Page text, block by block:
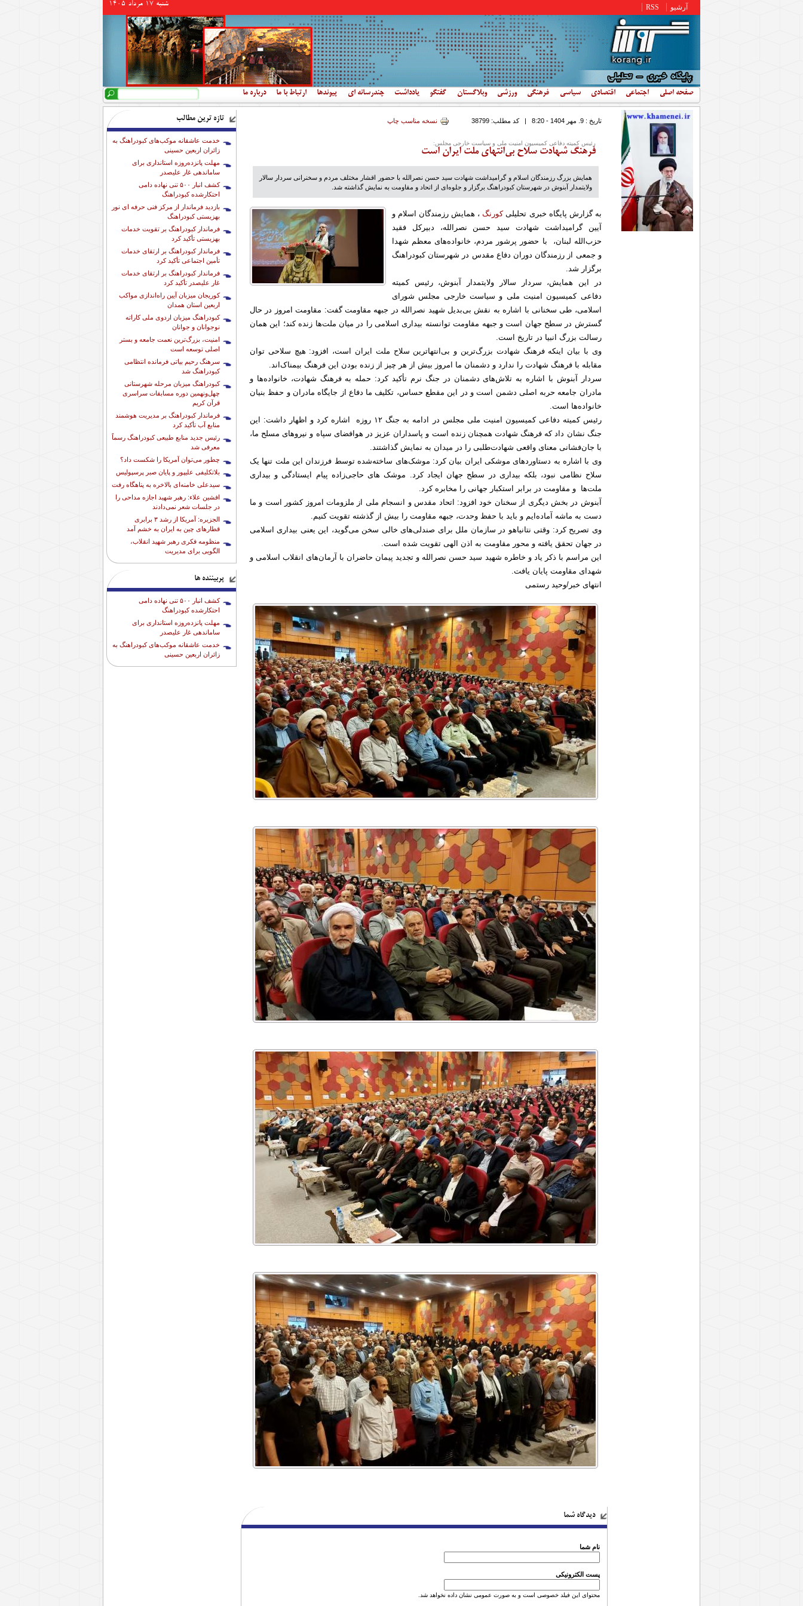
شنبه 17 مرداد 1405 آرشیو RSS
صفحه اصلی اجتماعی اقتصادی سیاسی فرهنگی ورزشی وبلاگستان گفتگو یادداشت چندرسانه ای پیوندها ارتباط با ما درباره ما فرم جستجو
جستجو
تازه ترین مطالب
خدمت عاشقانه موکب‌های کبودراهنگ به
زائران اربعین حسینی
مهلت پانزده‌روزه استانداری برای
ساماندهی غار علیصدر
کشف انبار ۵۰۰ تنی نهاده دامی
احتکارشده کبودراهنگ
بازدید فرماندار از مرکز فنی حرفه ای نور
بهزیستی کبودراهنگ
فرماندار کبودراهنگ بر تقویت خدمات
بهزیستی تأکید کرد
فرماندار کبودراهنگ بر ارتقای خدمات
تأمین اجتماعی تأکید کرد
فرماندار کبودراهنگ بر ارتقای خدمات
غار علیصدر تأکید کرد
کوریجان میزبان آیین راه‌اندازی مواکب
اربعین استان همدان
کبودراهنگ میزبان اردوی ملی کاراته
نوجوانان و جوانان
امنیت، بزرگ‌ترین نعمت جامعه و بستر
اصلی توسعه است
سرهنگ رحیم بیاتی فرمانده انتظامی
کبودراهنگ شد
کبودراهنگ میزبان مرحله شهرستانی
چهل‌ونهمین دوره مسابقات سراسری
قرآن کریم
فرماندار کبودراهنگ بر مدیریت هوشمند
منابع آب تأکید کرد
رئیس جدید منابع طبیعی کبودراهنگ رسماً
معرفی شد
چطور می‌توان آمریکا را شکست داد؟
بلاتکلیفی علیپور و پایان صبر پرسپولیس
سیدعلی خامنه‌ای بالاخره به پناهگاه رفت
افشین علاء: رهبر شهید اجازه مداحی را
در جلسات شعر نمی‌دادند
الجزیره: آمریکا از رشد ۳ برابری
قطارهای چین به ایران به خشم آمد
منظومه فکری رهبر شهید انقلاب،
الگویی برای مدیریت
پربیننده ها
کشف انبار ۵۰۰ تنی نهاده دامی
احتکارشده کبودراهنگ
مهلت پانزده‌روزه استانداری برای
ساماندهی غار علیصدر
خدمت عاشقانه موکب‌های کبودراهنگ به
زائران اربعین حسینی
تاریخ : 9. مهر 1404 - 8:20 |کد مطلب:38799 نسخه مناسب چاپ
رئیس کمیته دفاعی کمیسیون امنیت ملی و سیاست خارجی مجلس:
فرهنگ شهادت سلاح بی‌انتهای ملت ایران است
همایش بزرگ رزمندگان اسلام و گرامیداشت شهادت سید حسن نصرالله با حضور اقشار مختلف مردم و سخنرانی سردار سالار
ولایتمدار آبنوش در شهرستان کبودراهنگ برگزار و جلوه‌ای از اتحاد و مقاومت به نمایش گذاشته شد.
به گزارش پایگاه خبری تحلیلیکورنگ، همایش رزمندگان اسلام و
آیین گرامیداشت شهادت سید حسن نصرالله، دبیرکل فقید
حزب‌الله لبنان، با حضور پرشور مردم، خانواده‌های معظم شهدا
و جمعی از رزمندگان دوران دفاع مقدس در شهرستان کبودراهنگ
برگزار شد.
در این همایش، سردار سالار ولایتمدار آبنوش، رئیس کمیته
دفاعی کمیسیون امنیت ملی و سیاست خارجی مجلس شورای
اسلامی، طی سخنانی با اشاره به نقش بی‌بدیل شهید نصرالله در جبهه مقاومت گفت: مقاومت امروز در حال
گسترش در سطح جهان است و جبهه مقاومت توانسته بیداری اسلامی را در میان ملت‌ها زنده کند؛ این همان
رسالت بزرگ انبیا در تاریخ است.
وی با بیان اینکه فرهنگ شهادت بزرگ‌ترین و بی‌انتها‌ترین سلاح ملت ایران است، افزود: هیچ سلاحی توان
مقابله با فرهنگ شهادت را ندارد و دشمنان ما امروز بیش از هر چیز از زنده بودن این فرهنگ بیمناک‌اند.
سردار آبنوش با اشاره به تلاش‌های دشمنان در جنگ نرم تأکید کرد: حمله به فرهنگ شهادت، خانواده‌ها و
مادران جامعه حربه اصلی دشمن است و در این مقطع حساس، تکلیف ما دفاع از جایگاه مادران و حفظ بنیان
خانواده‌ها است.
رئیس کمیته دفاعی کمیسیون امنیت ملی مجلس در ادامه به جنگ ۱۲ روزه اشاره کرد و اظهار داشت: این
جنگ نشان داد که فرهنگ شهادت همچنان زنده است و پاسداران عزیز در هوافضای سپاه و نیروهای مسلح ما،
با جان‌فشانی معنای واقعی شهادت‌طلبی را در میدان به نمایش گذاشتند.
وی با اشاره به دستاوردهای موشکی ایران بیان کرد: موشک‌های ساخته‌شده توسط فرزندان این ملت تنها یک
سلاح نظامی نبود، بلکه بیداری در سطح جهان ایجاد کرد. موشک های حاجی‌زاده پیام ایستادگی و بیداری
ملت‌ها و مقاومت در برابر استکبار جهانی را مخابره کرد.
آبنوش در بخش دیگری از سخنان خود افزود: اتحاد مقدس و انسجام ملی از ملزومات امروز کشور است و ما
دست به ماشه آماده‌ایم و باید با حفظ وحدت، جبهه مقاومت را بیش از گذشته تقویت کنیم.
وی تصریح کرد: وقتی نتانیاهو در سازمان ملل برای صندلی‌های خالی سخن می‌گوید، این یعنی بیداری اسلامی
در جهان تحقق یافته و محور مقاومت به اذن الهی تقویت شده است.
این مراسم با ذکر یاد و خاطره شهید سید حسن نصرالله و تجدید پیمان حاضران با آرمان‌های انقلاب اسلامی و
شهدای مقاومت پایان یافت.
انتهای خبر/وحید رستمی
دیدگاه شما
نام شما
پست الکترونیکی
محتوای این فیلد خصوصی است و به صورت عمومی نشان داده نخواهد شد.